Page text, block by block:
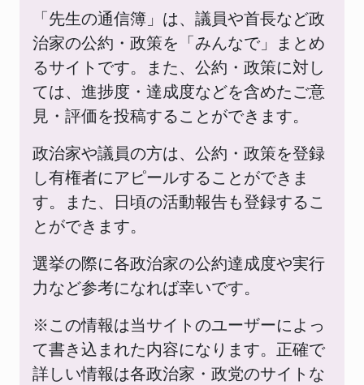
「先生の通信簿」は、議員や首長など政
治家の公約・政策を「みんなで」まとめ
るサイトです。また、公約・政策に対し
ては、進捗度・達成度などを含めたご意
見・評価を投稿することができます。
政治家や議員の方は、公約・政策を登録
し有権者にアピールすることができま
す。また、日頃の活動報告も登録するこ
とができます。
選挙の際に各政治家の公約達成度や実行
力など参考になれば幸いです。
※この情報は当サイトのユーザーによっ
て書き込まれた内容になります。正確で
詳しい情報は各政治家・政党のサイトな